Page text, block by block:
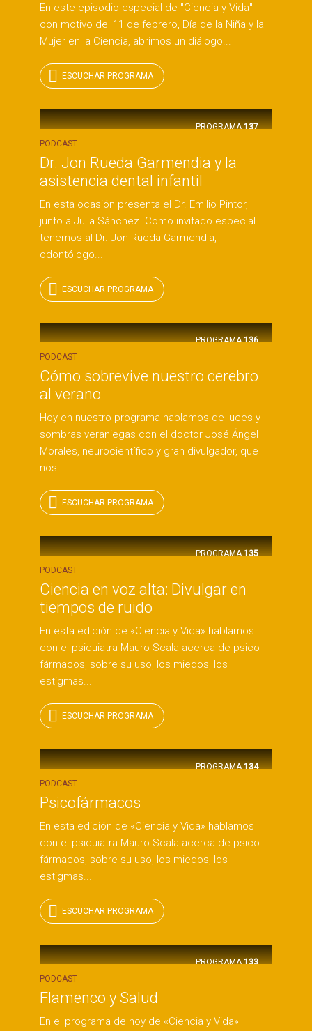
En este episodio especial de "Ciencia y Vida"
con motivo del 11 de febrero, Día de la Niña y la
Mujer en la Ciencia, abrimos un diálogo...
ESCUCHAR PROGRAMA
PROGRAMA 137
PODCAST
Dr. Jon Rueda Garmendia y la
asistencia dental infantil
En esta ocasión presenta el Dr. Emilio Pintor,
junto a Julia Sánchez. Como invitado especial
tenemos al Dr. Jon Rueda Garmendia,
odontólogo...
ESCUCHAR PROGRAMA
PROGRAMA 136
PODCAST
Cómo sobrevive nuestro cerebro
al verano
Hoy en nuestro programa hablamos de luces y
sombras veraniegas con el doctor José Ángel
Morales, neurocientífico y gran divulgador, que
nos...
ESCUCHAR PROGRAMA
PROGRAMA 135
PODCAST
Ciencia en voz alta: Divulgar en
tiempos de ruido
En esta edición de «Ciencia y Vida» hablamos
con el psiquiatra Mauro Scala acerca de psico-
fármacos, sobre su uso, los miedos, los
estigmas...
ESCUCHAR PROGRAMA
PROGRAMA 134
PODCAST
Psicofármacos
En esta edición de «Ciencia y Vida» hablamos
con el psiquiatra Mauro Scala acerca de psico-
fármacos, sobre su uso, los miedos, los
estigmas...
ESCUCHAR PROGRAMA
PROGRAMA 133
PODCAST
Flamenco y Salud
En el programa de hoy de «Ciencia y Vida»